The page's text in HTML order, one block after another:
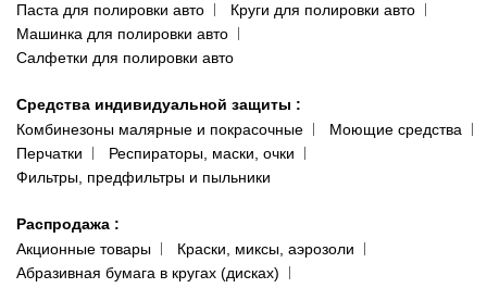
Паста для полировки авто
Круги для полировки авто
Машинка для полировки авто
Салфетки для полировки авто
Средства индивидуальной защиты :
Комбинезоны малярные и покрасочные
Моющие средства
Перчатки
Респираторы, маски, очки
Фильтры, предфильтры и пыльники
Распродажа :
Акционные товары
Краски, миксы, аэрозоли
Абразивная бумага в кругах (дисках)